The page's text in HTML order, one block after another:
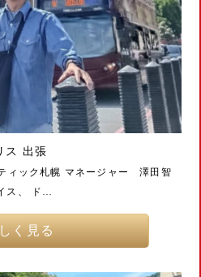
ス 出張
ィック札幌 マネージャー 澤田智
ス、 ド…
く見る